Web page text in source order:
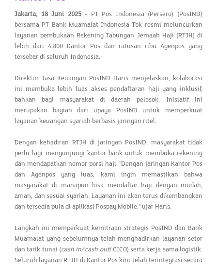
Jakarta, 18 Juni 2025- PT Pos Indonesia (Persero) (PosIND)
bersama PT Bank Muamalat Indonesia Tbk resmi meluncurkan
layanan pembukaan Rekening Tabungan Jemaah Haji (RTJH) di
lebih dari 4.800 Kantor Pos dan ratusan ribu Agenpos yang
tersebar di seluruh Indonesia.
Direktur Jasa Keuangan PosIND Haris menjelaskan, kolaborasi
ini membuka lebih luas akses pendaftaran haji yang inklusif,
bahkan bagi masyarakat di daerah pelosok. Inisiatif ini
merupakan bagian dari upaya PosIND untuk memperkuat
layanan keuangan syariah berbasis jaringan ritel.
Dengan kehadiran RTJH di jaringan PosIND, masyarakat tidak
perlu lagi mengunjungi kantor bank untuk membuka rekening
dan mendapatkan nomor porsi haji. "Dengan jaringan Kantor Pos
dan Agenpos yang luas, kami ingin memastikan bahwa
masyarakat di manapun bisa mendaftar haji dengan mudah,
aman, dan sesuai syariah. Layanan ini akan terus dikembangkan
dan tersedia pula di aplikasi Pospay Mobile," ujar Haris.
Langkah ini memperkuat kemitraan strategis PosIND dan Bank
Muamalat yang sebelumnya telah menghadirkan layanan setor
dan tarik tunai (cash in/ cash out/ CICO) serta kerja sama logistik.
Seluruh layanan RTJH di Kantor Pos kini telah terintegrasi secara